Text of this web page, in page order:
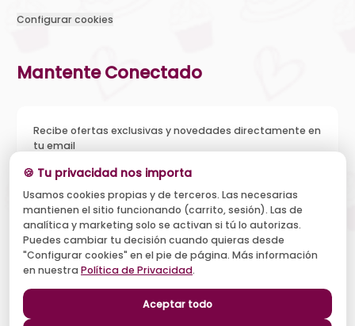
Configurar cookies
Mantente Conectado
Recibe ofertas exclusivas y novedades directamente en
tu email
Acepto recibir novedades y ofertas, y el tratamiento de mi
email según la Política de Privacidad . Puedo darme de baja
cuando quiera.
Suscribirse
🍪 Tu privacidad nos importa
Usamos cookies propias y de terceros. Las necesarias
mantienen el sitio funcionando (carrito, sesión). Las de
analítica y marketing solo se activan si tú lo autorizas.
Puedes cambiar tu decisión cuando quieras desde
"Configurar cookies" en el pie de página. Más información
en nuestra Política de Privacidad.
Aceptar todo